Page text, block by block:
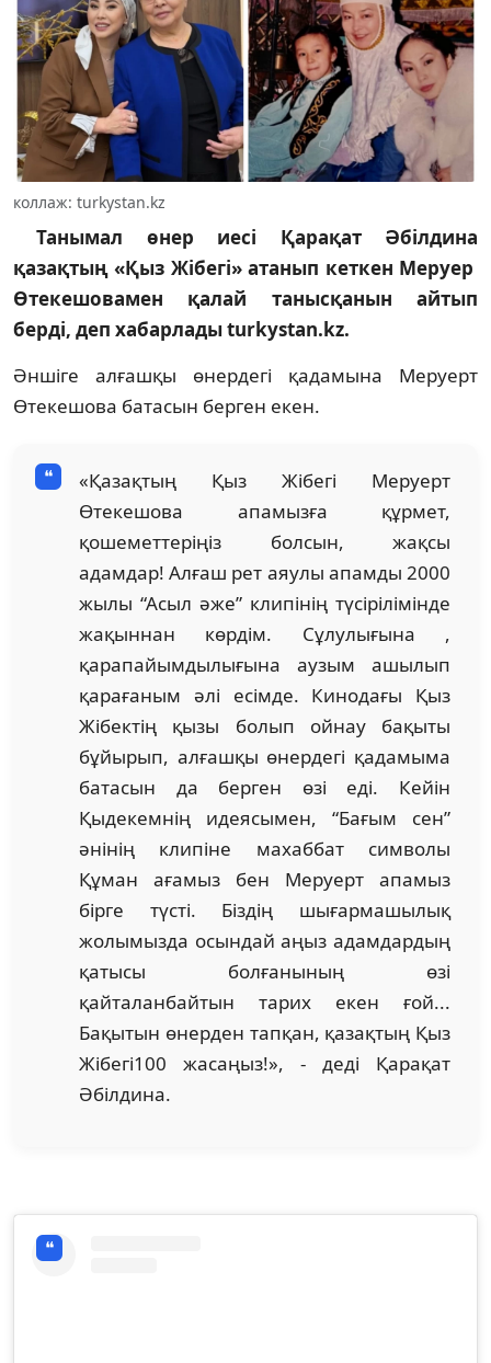
коллаж: turkystan.kz
Танымал өнер иесі Қарақат Әбілдина
қазақтың «Қыз Жібегі» атанып кеткен Меруер
Өтекешовамен қалай танысқанын айтып
берді, деп хабарлады turkystan.kz.
Әншіге алғашқы өнердегі қадамына Меруерт
Өтекешова батасын берген екен.
«Қазақтың Қыз Жібегі Меруерт
Өтекешова апамызға құрмет,
қошеметтеріңіз болсын, жақсы
адамдар! Алғаш рет аяулы апамды 2000
жылы “Асыл әже” клипінің түсірілімінде
жақыннан көрдім. Сұлулығына ,
қарапайымдылығына аузым ашылып
қарағаным әлі есімде. Кинодағы Қыз
Жібектің қызы болып ойнау бақыты
бұйырып, алғашқы өнердегі қадамыма
батасын да берген өзі еді. Кейін
Қыдекемнің идеясымен, “Бағым сен”
әнінің клипіне махаббат символы
Құман ағамыз бен Меруерт апамыз
бірге түсті. Біздің шығармашылық
жолымызда осындай аңыз адамдардың
қатысы болғанының өзі
қайталанбайтын тарих екен ғой...
Бақытын өнерден тапқан, қазақтың Қыз
Жібегі100 жасаңыз!», - деді Қарақат
Әбілдина.